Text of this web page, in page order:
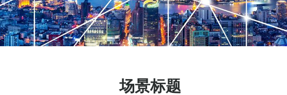
场景标题